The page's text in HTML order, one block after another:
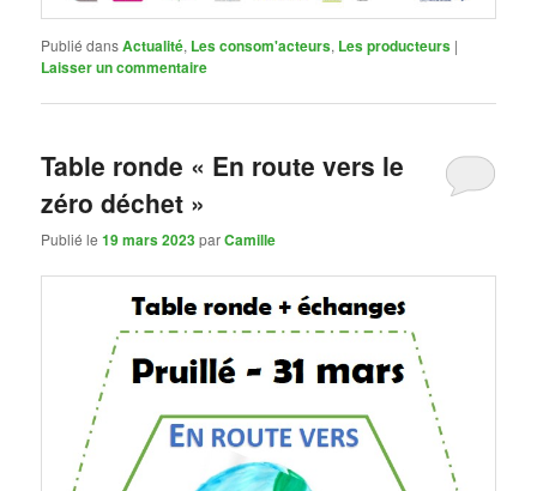
Publié dansActualité, Les consom'acteurs, Les producteurs |
Laisser un commentaire
Table ronde « En route vers le
zéro déchet »
Publié le19 mars 2023parCamille